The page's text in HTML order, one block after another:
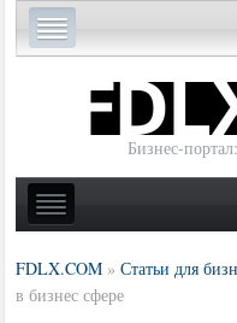
Бизнес-
FDLX.COM »Статьи для
в бизнес сфере